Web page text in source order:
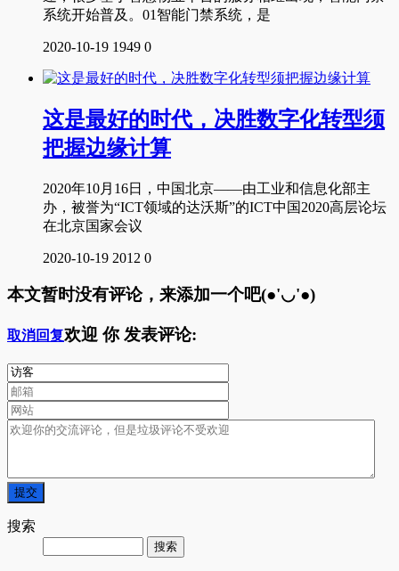
系统开始普及。01智能门禁系统，是
2020-10-19 1949 0
这是最好的时代，决胜数字化转型须
把握边缘计算
2020年10月16日，中国北京——由工业和信息化部主
办，被誉为“ICT领域的达沃斯”的ICT中国2020高层论坛
在北京国家会议
2020-10-19 2012 0
本文暂时没有评论，来添加一个吧(●'◡'●)
取消回复欢迎 你发表评论:
搜索